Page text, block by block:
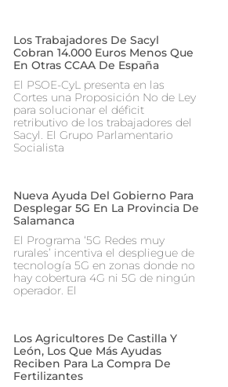
Los Trabajadores De Sacyl
Cobran 14.000 Euros Menos Que
En Otras CCAA De España
El PSOE-CyL presenta en las
Cortes una Proposición No de Ley
para solucionar el déficit
retributivo de los trabajadores del
Sacyl. El Grupo Parlamentario
Socialista
Nueva Ayuda Del Gobierno Para
Desplegar 5G En La Provincia De
Salamanca
El Programa ‘5G Redes muy
rurales’ incentiva el despliegue de
tecnología 5G en zonas donde no
hay cobertura 4G ni 5G de ningún
operador. El
Los Agricultores De Castilla Y
León, Los Que Más Ayudas
Reciben Para La Compra De
Fertilizantes